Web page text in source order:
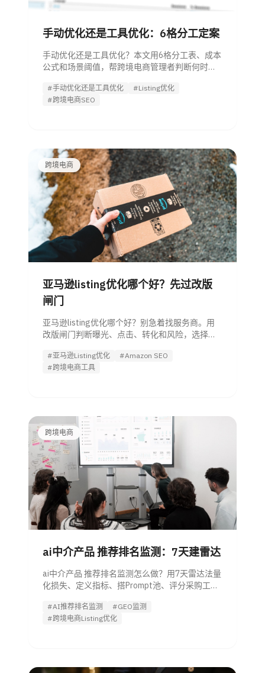
手动优化还是工具优化：6格分工定案
手动优化还是工具优化？本文用6格分工表、成本
公式和场景阈值，帮跨境电商管理者判断何时人
化 Agent。
#手动优化还是工具优化
#Listing优化
#跨境电商SEO
跨境电商
亚马逊listing优化哪个好？先过改版
闸门
亚马逊listing优化哪个好？别急着找服务商。用
改版闸门判断曝光、点击、转化和风险，选择自
#亚马逊Listing优化
#Amazon SEO
#跨境电商工具
跨境电商
ai中介产品 推荐排名监测：7天建雷达
ai中介产品 推荐排名监测怎么做？用7天雷达法量
化损失、定义指标、搭Prompt池、评分采购工
#AI推荐排名监测
#GEO监测
#跨境电商Listing优化